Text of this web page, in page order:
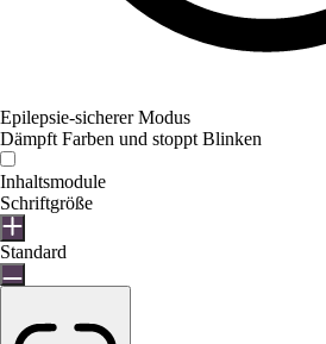
Epilepsie-sicherer Modus
Dämpft Farben und stoppt Blinken
Inhaltsmodule
Schriftgröße
Standard